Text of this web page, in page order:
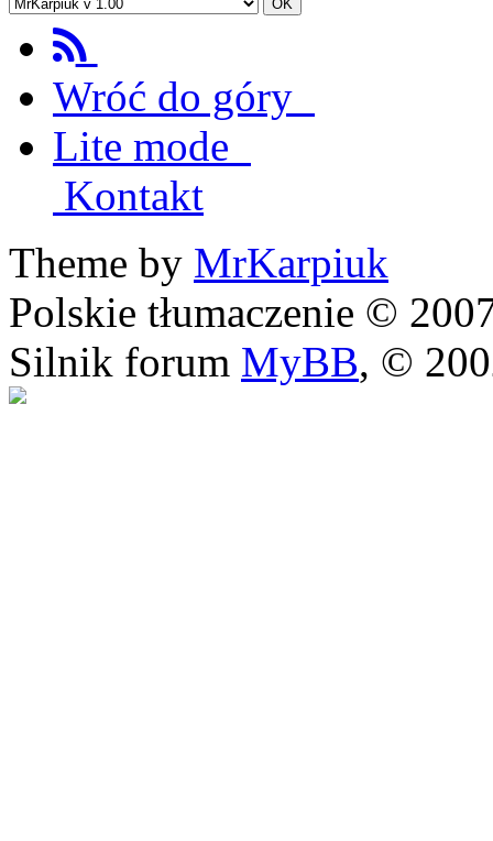
Wróć do góry
Lite mode
Kontakt
Theme by MrKarpiuk
Polskie tłumaczenie ©
Silnik forum MyBB, ©